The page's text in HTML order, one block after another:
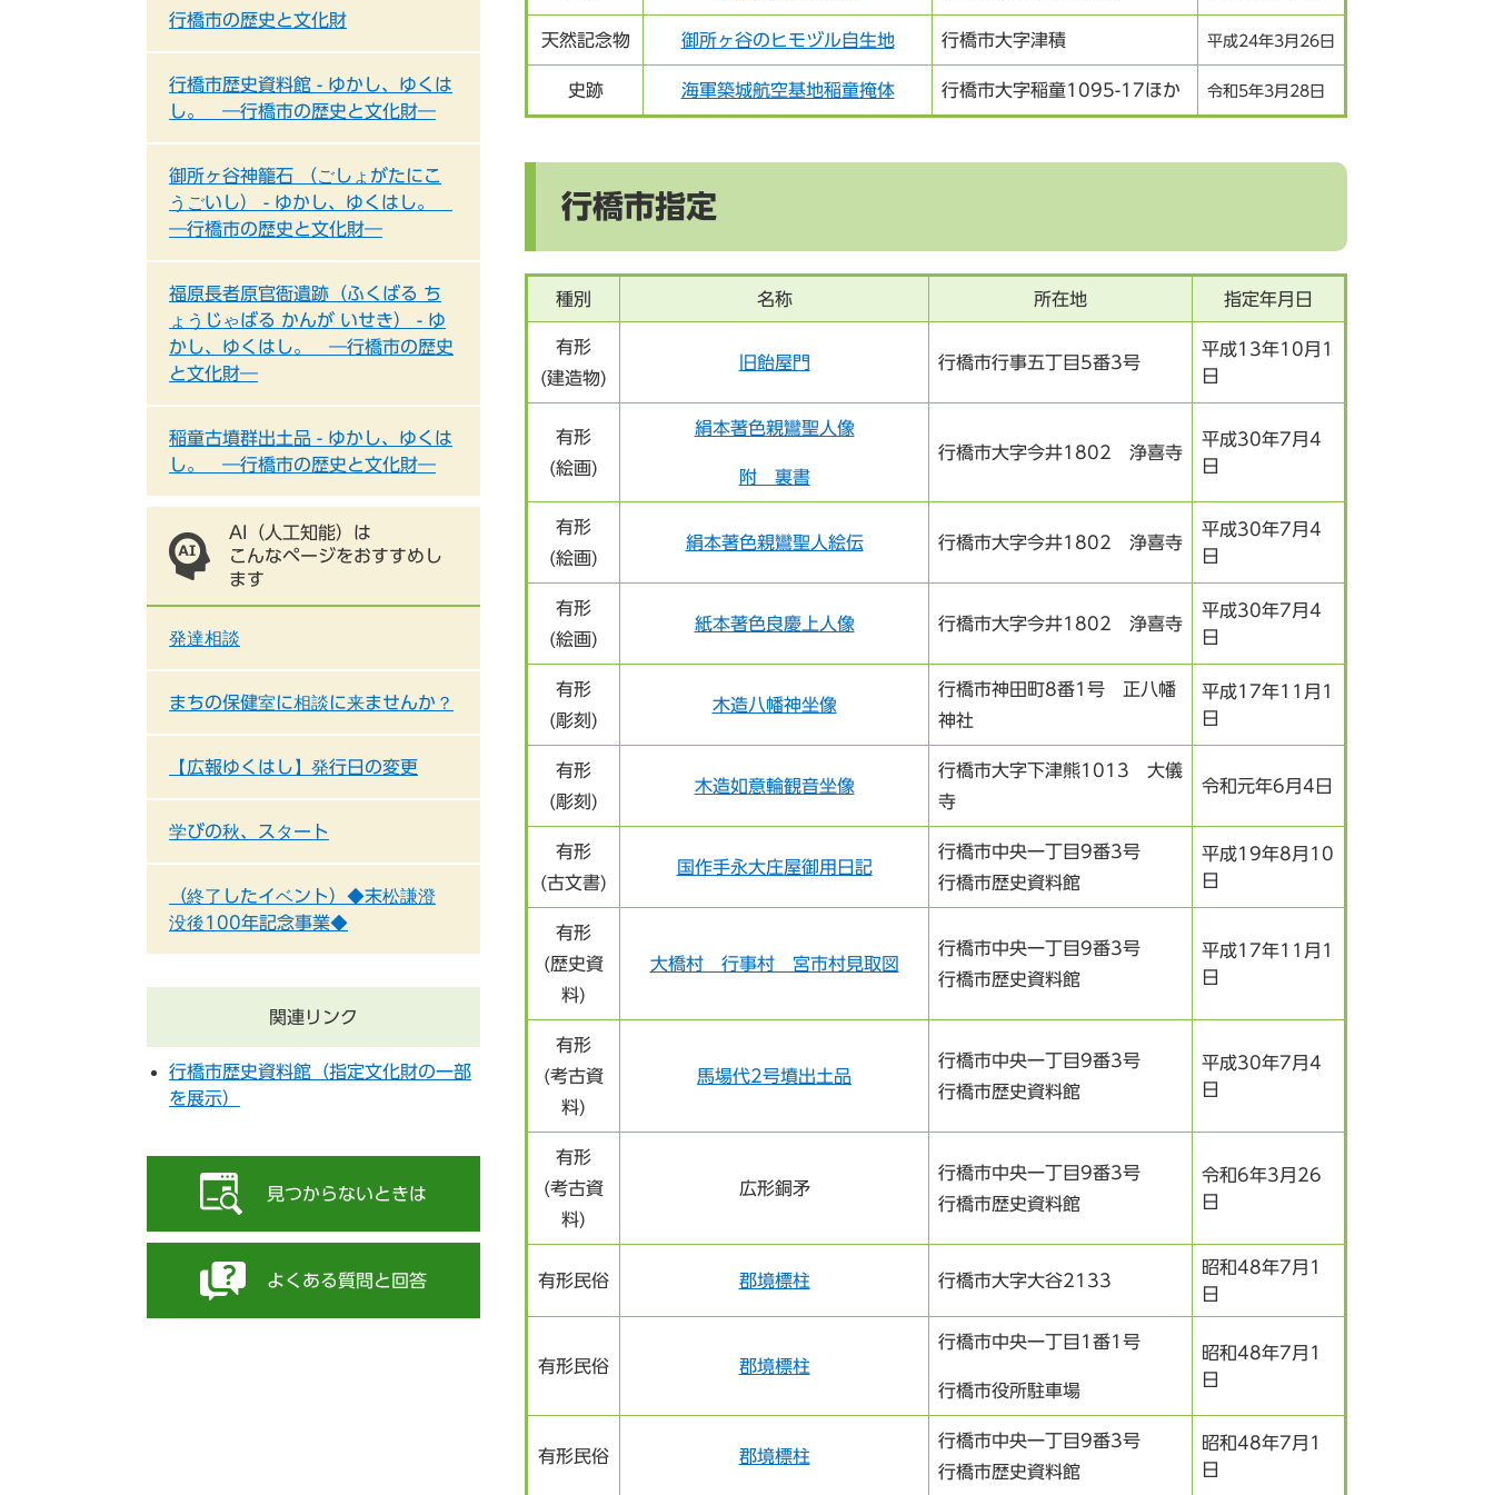
天然記念物 御所ヶ谷のヒモヅル自生地 行橋市大字津積 平成24年3月26日
史跡 海軍築城航空基地稲童掩体 行橋市大字稲童1095-17ほか 令和5年3月28日
行橋市指定
種別 名称 所在地 指定年月日
有形
(建造物)
旧飴屋門 行橋市行事五丁目5番3号
平成13年10月1
日
有形
(絵画)
絹本著色親鸞聖人像
附 裏書
行橋市大字今井1802 浄喜寺
平成30年7月4
日
有形
(絵画)
絹本著色親鸞聖人絵伝 行橋市大字今井1802 浄喜寺
平成30年7月4
日
有形
(絵画)
紙本著色良慶上人像 行橋市大字今井1802 浄喜寺
平成30年7月4
日
有形
(彫刻)
木造八幡神坐像
行橋市神田町8番1号 正八幡
神社
平成17年11月1
日
有形
(彫刻)
木造如意輪観音坐像
行橋市大字下津熊1013 大儀
寺
令和元年6月4日
有形
(古文書)
国作手永大庄屋御用日記
行橋市中央一丁目9番3号
行橋市歴史資料館
平成19年8月10
日
有形
(歴史資
料)
大橋村 行事村 宮市村見取図
行橋市中央一丁目9番3号
行橋市歴史資料館
平成17年11月1
日
有形
(考古資
料)
馬場代2号墳出土品
行橋市中央一丁目9番3号
行橋市歴史資料館
平成30年7月4
日
有形
(考古資
料)
広形銅矛
行橋市中央一丁目9番3号
行橋市歴史資料館
令和6年3月26
日
有形民俗 郡境標柱 行橋市大字大谷2133
昭和48年7月1
日
有形民俗 郡境標柱
行橋市中央一丁目1番1号
行橋市役所駐車場
昭和48年7月1
日
有形民俗 郡境標柱
行橋市中央一丁目9番3号
行橋市歴史資料館
昭和48年7月1
日
行橋市の歴史と文化財
行橋市歴史資料館 - ゆかし、ゆくは
し。 ―行橋市の歴史と文化財―
御所ヶ谷神籠石 （ごしょがたにこ
うごいし） - ゆかし、ゆくはし。
―行橋市の歴史と文化財―
福原長者原官衙遺跡（ふくばる ち
ょうじゃばる かんが いせき） - ゆ
かし、ゆくはし。 ―行橋市の歴史
と文化財―
稲童古墳群出土品 - ゆかし、ゆくは
し。 ―行橋市の歴史と文化財―
AI（人工知能）は
こんなページをおすすめし
ます
発達相談
まちの保健室に相談に来ませんか？
【広報ゆくはし】発行日の変更
学びの秋、スタート
（終了したイベント）◆末松謙澄
没後100年記念事業◆
関連リンク
行橋市歴史資料館（指定文化財の一部
を展示）
見つからないときは
よくある質問と回答